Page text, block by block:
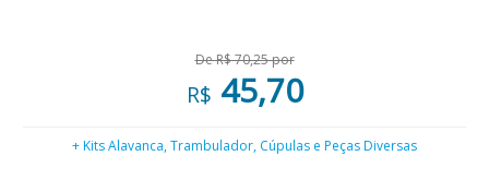
De R$ 70,25 por
R$ 45,70
+ Kits Alavanca, Trambulador, Cúpulas e Peças Diversas